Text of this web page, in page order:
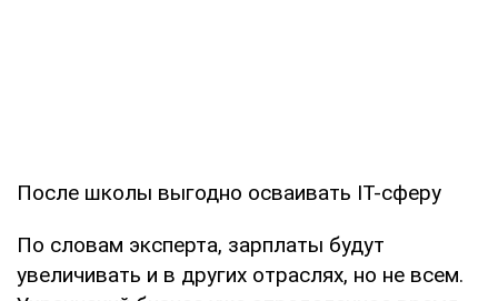
После школы выгодно осваивать IT-сферу
По словам эксперта, зарплаты будут
увеличивать и в других отраслях, но не всем.